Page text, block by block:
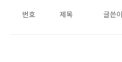
번호 제목 글쓴이